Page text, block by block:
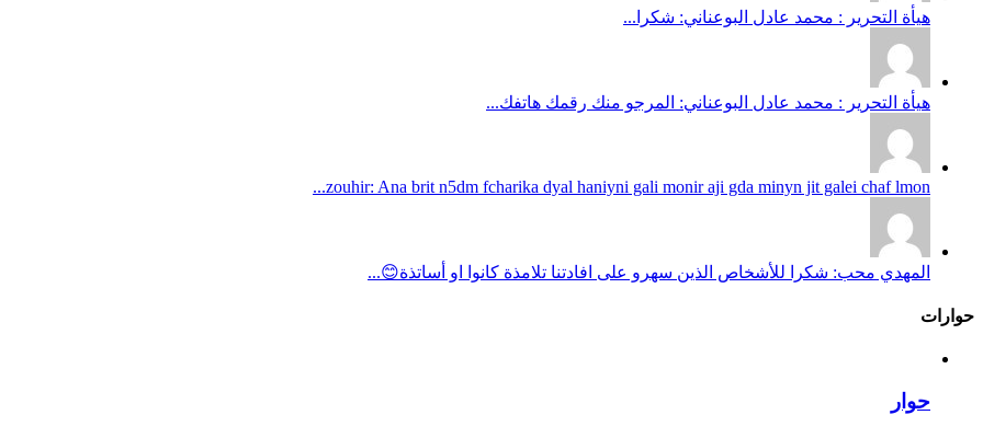
هيأة التحرير : محمد عادل البوعناني: شكرا...
هيأة التحرير : محمد عادل البوعناني: المرجو منك رقمك هاتفك...
zouhir: Ana brit n5dm fcharika dyal haniyni gali monir aji gda minyn jit galei chaf lmon...
المهدي محب: شكرا للأشخاص الذين سهرو على افادتنا تلامذة كانوا او أساتذة😊...
حوارات
حوار